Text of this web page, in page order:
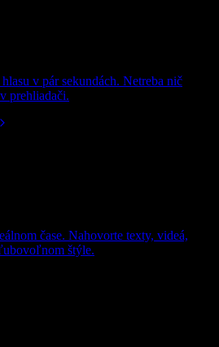
v pár sekundách. Netreba nič
prehliadači.
čase. Nahovorte texty, videá,
štýle.